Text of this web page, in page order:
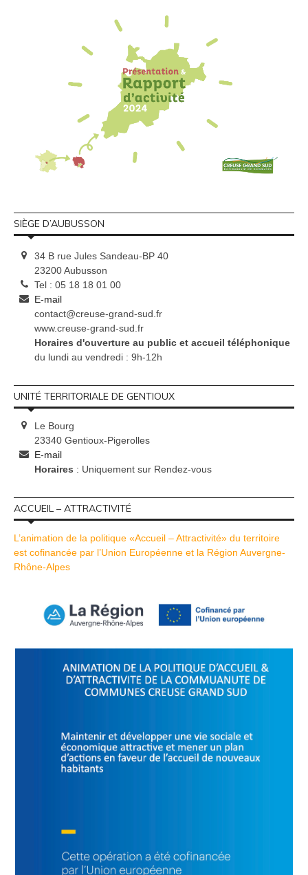
SIÈGE D’AUBUSSON
34 B rue Jules Sandeau-BP 40
23200 Aubusson
Tel : 05 18 18 01 00
E-mail
contact@creuse-grand-sud.fr
www.creuse-grand-sud.fr
Horaires d'ouverture au public et accueil téléphonique
du lundi au vendredi : 9h-12h
UNITÉ TERRITORIALE DE GENTIOUX
Le Bourg
23340 Gentioux-Pigerolles
E-mail
Horaires : Uniquement sur Rendez-vous
ACCUEIL – ATTRACTIVITÉ
L’animation de la politique «Accueil – Attractivité» du territoire
est cofinancée par l’Union Européenne et la Région Auvergne-
Rhône-Alpes